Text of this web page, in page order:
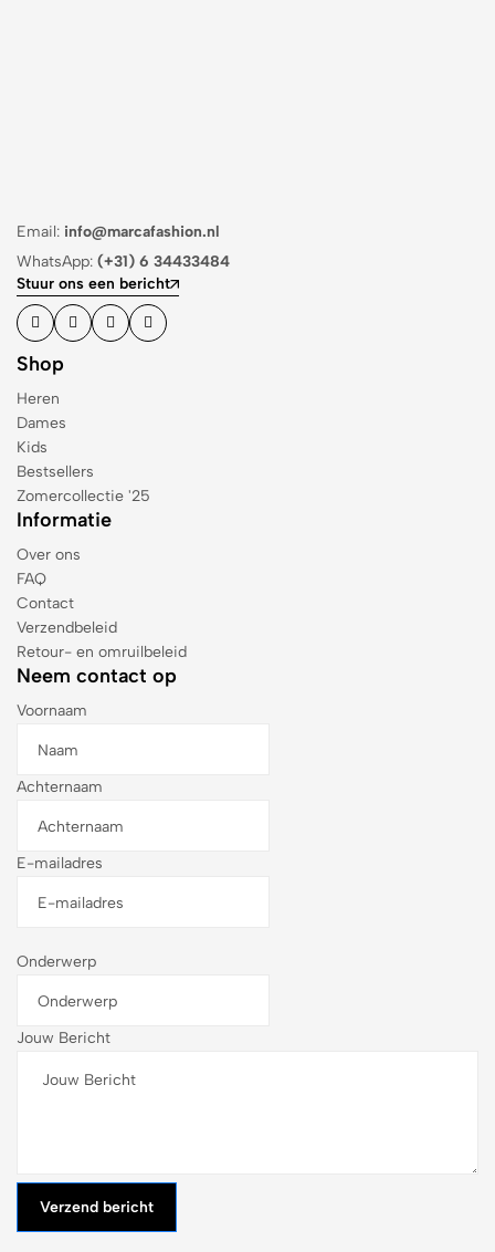
Email: info@marcafashion.nl
WhatsApp: (+31) 6 34433484
Stuur ons een bericht
Shop
Heren
Dames
Kids
Bestsellers
Zomercollectie '25
Informatie
Over ons
FAQ
Contact
Verzendbeleid
Retour- en omruilbeleid
Neem contact op
Voornaam
Achternaam
E-mailadres
Onderwerp
Jouw Bericht
Verzend bericht